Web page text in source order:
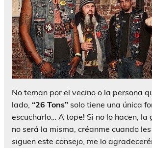
No teman por el vecino o la persona
lado, “26 Tons” solo tiene una única
escucharlo… A tope! Si no lo hacen, la
no será la misma, créanme cuando
siguen este consejo, me lo